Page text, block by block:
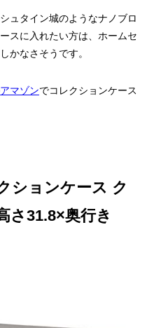
ュタイン城のようなナノブロ
スに入れたい方は、ホームセ
かなさそうです。
アマゾンでコレクションケース
ションケース ク
さ31.8×奥行き